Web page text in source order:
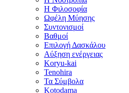
Η Φιλοσοφία
Ωφέλη Μύησης
Συντονισμοί
Βαθμοί
Επιλογή Δασκάλου
Αύξηση ενέργειας
Koryu-kai
Tenohira
Τα Σύμβολα
Kotodama